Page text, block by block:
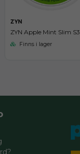
ZYN
ZYN Apple Mint Slim S3
Finns i lager